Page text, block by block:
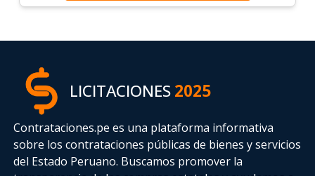
LICITACIONES2025
Contrataciones.pe es una plataforma informativa
sobre los contrataciones públicas de bienes y servicios
del Estado Peruano. Buscamos promover la